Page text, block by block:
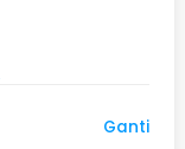
Ganti